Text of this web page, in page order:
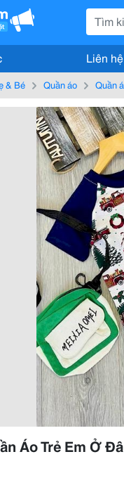
Liên
& Bé Quần áo Quần
Áo Trẻ Em Ở